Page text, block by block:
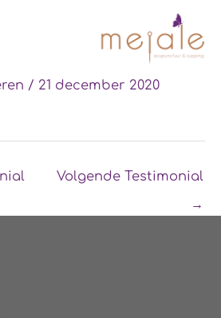
/ 21 december 2020
Volgende Testimonial
→